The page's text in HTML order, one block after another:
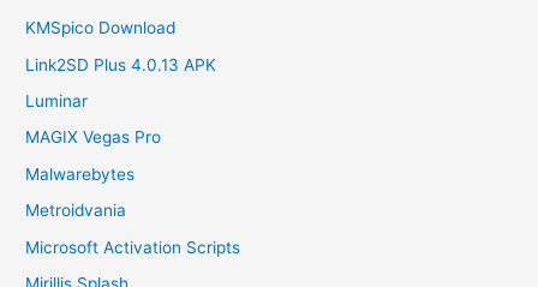
KMSpico Download
Link2SD Plus 4.0.13 APK
Luminar
MAGIX Vegas Pro
Malwarebytes
Metroidvania
Microsoft Activation Scripts